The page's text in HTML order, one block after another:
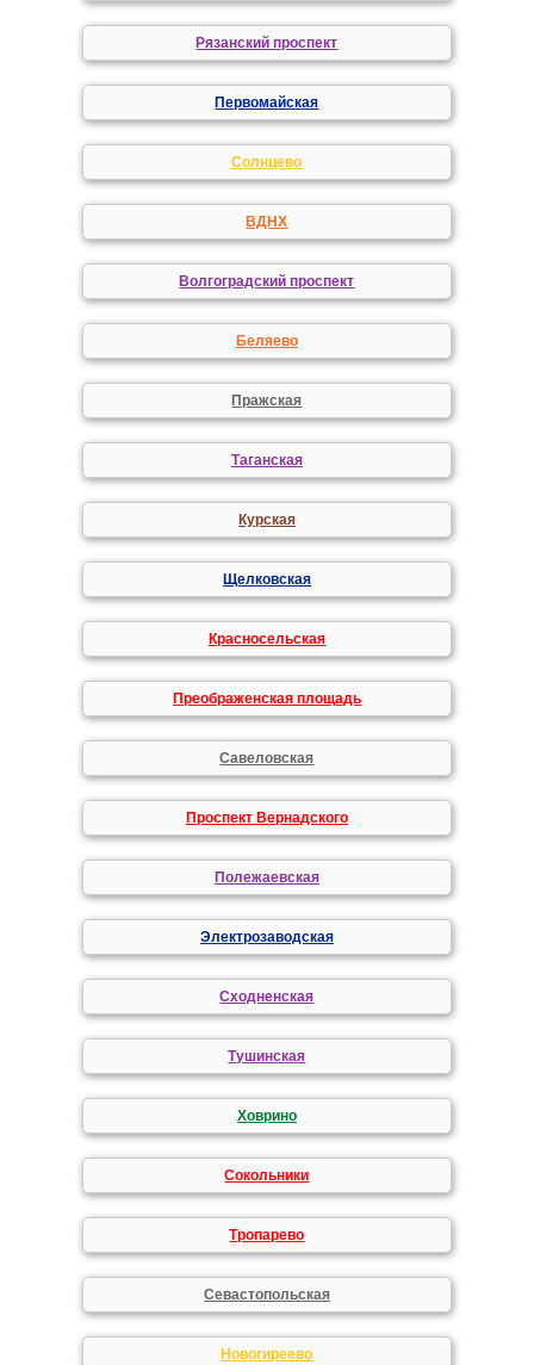
Рязанский проспект
Первомайская
Солнцево
ВДНХ
Волгоградский проспект
Беляево
Пражская
Таганская
Курская
Щелковская
Красносельская
Преображенская площадь
Савеловская
Проспект Вернадского
Полежаевская
Электрозаводская
Сходненская
Тушинская
Ховрино
Сокольники
Тропарево
Севастопольская
Новогиреево